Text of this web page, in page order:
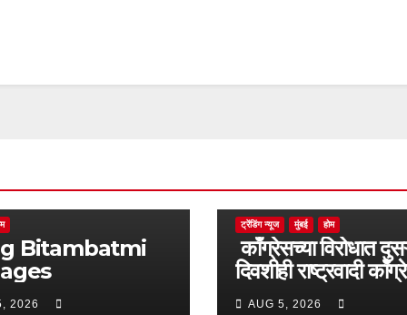
2026
ट्रेंडिंग न्यूज मुंबई होम
काँग्रेसच्या विरोधात
दिवशीही राष्ट्रवादी
आक्रमक
AUG 5, 2026